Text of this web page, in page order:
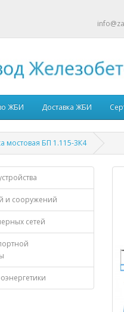
ЖБИ Доставка ЖБИ
мостовая БП 1.115-3К4
и сооружений
сетей